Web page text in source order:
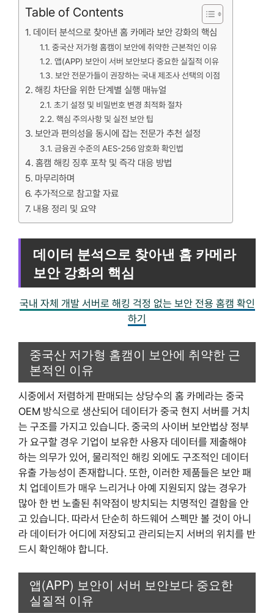
Table of Contents
데이터 분석으로 찾아낸 홈 카메라 보안 강화의 핵심
중국산 저가형 홈캠이 보안에 취약한 근본적인 이유
앱(APP) 보안이 서버 보안보다 중요한 실질적 이유
보안 전문가들이 권장하는 국내 제조사 선택의 이점
해킹 차단을 위한 단계별 실행 매뉴얼
초기 설정 및 비밀번호 변경 최적화 절차
핵심 주의사항 및 실전 보안 팁
보안과 편의성을 동시에 잡는 전문가 추천 설정
금융권 수준의 AES-256 암호화 확인법
홈캠 해킹 징후 포착 및 즉각 대응 방법
마무리하며
추가적으로 참고할 자료
내용 정리 및 요약
데이터 분석으로 찾아낸 홈 카메라
보안 강화의 핵심
국내 자체 개발 서버로 해킹 걱정 없는 보안 전용 홈캠 확인
하기
중국산 저가형 홈캠이 보안에 취약한 근
본적인 이유
시중에서 저렴하게 판매되는 상당수의 홈 카메라는 중국
OEM 방식으로 생산되어 데이터가 중국 현지 서버를 거치
는 구조를 가지고 있습니다. 중국의 사이버 보안법상 정부
가 요구할 경우 기업이 보유한 사용자 데이터를 제출해야
하는 의무가 있어, 물리적인 해킹 외에도 구조적인 데이터
유출 가능성이 존재합니다. 또한, 이러한 제품들은 보안 패
치 업데이트가 매우 느리거나 아예 지원되지 않는 경우가
많아 한 번 노출된 취약점이 방치되는 치명적인 결함을 안
고 있습니다. 따라서 단순히 하드웨어 스펙만 볼 것이 아니
라 데이터가 어디에 저장되고 관리되는지 서버의 위치를 반
드시 확인해야 합니다.
앱(APP) 보안이 서버 보안보다 중요한
실질적 이유